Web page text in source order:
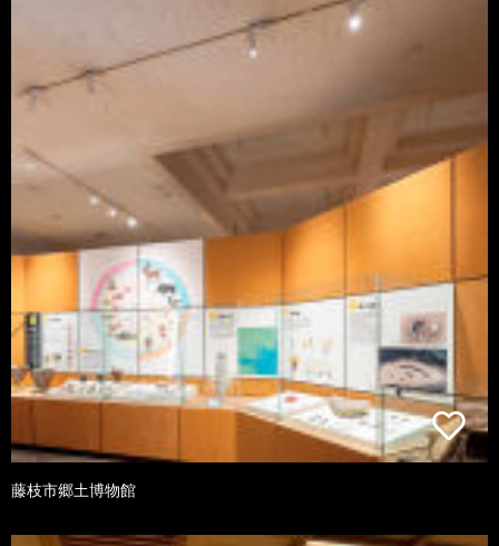
藤枝市郷土博物館